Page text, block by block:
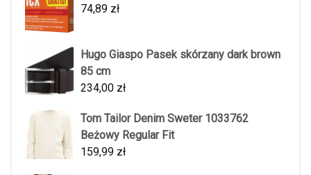
74,89 zł
Hugo Giaspo Pasek skórzany dark brown
85 cm
234,00 zł
Tom Tailor Denim Sweter 1033762
Beżowy Regular Fit
159,99 zł